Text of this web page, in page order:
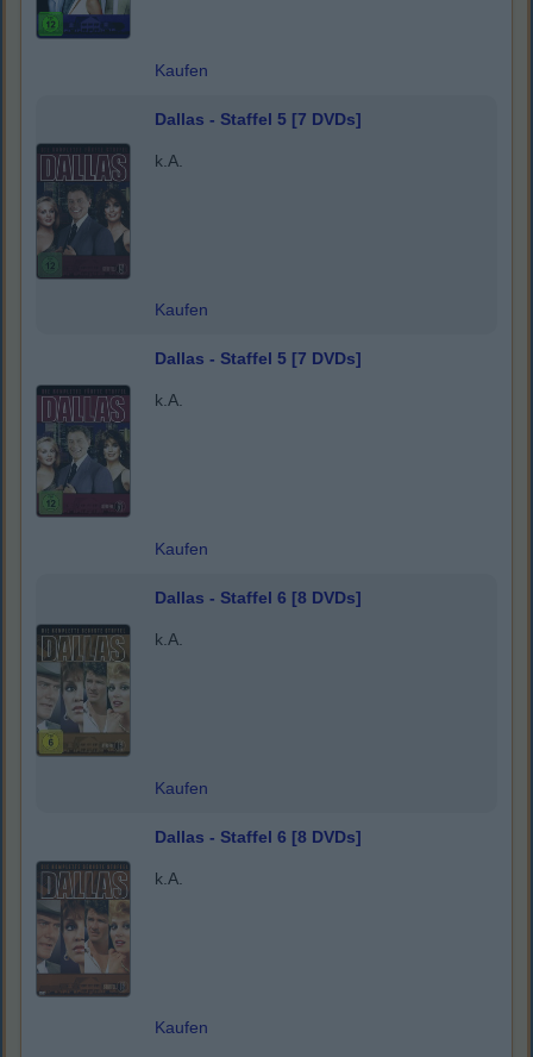
Kaufen
Dallas - Staffel 5 [7 DVDs]
k.A.
Kaufen
Dallas - Staffel 5 [7 DVDs]
k.A.
Kaufen
Dallas - Staffel 6 [8 DVDs]
k.A.
Kaufen
Dallas - Staffel 6 [8 DVDs]
k.A.
Kaufen